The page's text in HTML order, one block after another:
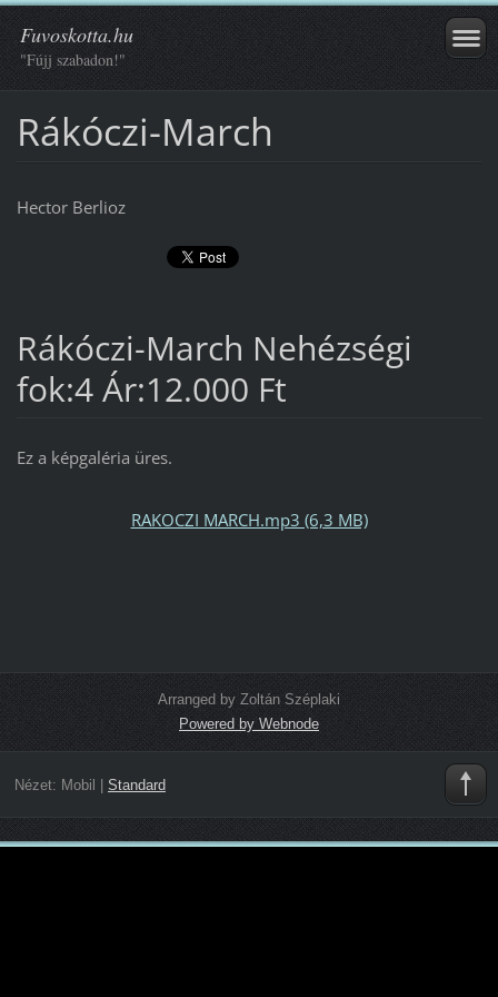
Fuvoskotta.hu
"Fújj szabadon!"
Rákóczi-March
Hector Berlioz
Rákóczi-March Nehézségi
fok:4 Ár:12.000 Ft
Ez a képgaléria üres.
RAKOCZI MARCH.mp3 (6,3 MB)
Arranged by Zoltán Széplaki
Powered by Webnode
Nézet: Mobil Standard